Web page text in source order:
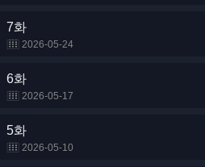
7화
2026-05-24
6화
2026-05-17
5화
2026-05-10